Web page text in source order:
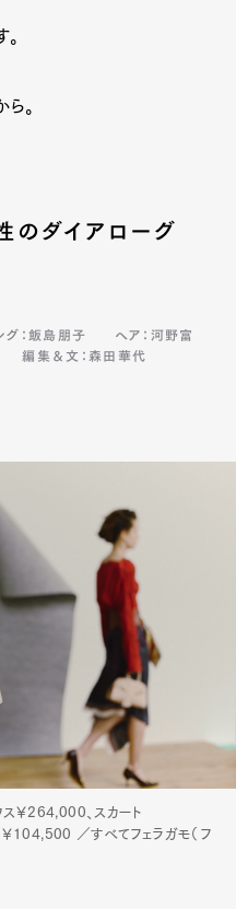
。
のダイアローグ
グ：飯島朋子
ヘア：河野富
編集＆文：森田華代
￥264,000、スカート
104,500 ／すべてフェラガモ（フ